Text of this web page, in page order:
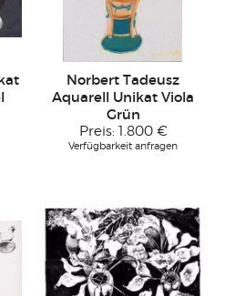
Norbert Tadeusz
Aquarell Unikat Viola
Grün
Preis: 1.800 €
Verfügbarkeit anfragen